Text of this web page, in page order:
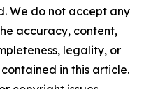
We do not accept any
accuracy, content,
legality, or
in this article.